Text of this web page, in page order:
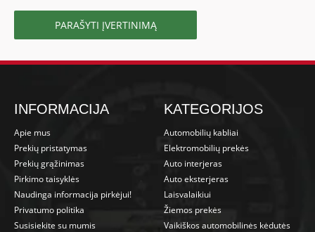
PARAŠYTI ĮVERTINIMĄ
INFORMACIJA
Apie mus
Prekių pristatymas
Prekių grąžinimas
Pirkimo taisyklės
Naudinga informacija pirkėjui!
Privatumo politika
Susisiekite su mumis
KATEGORIJOS
Automobilių kabliai
Elektromobilių prekės
Auto interjeras
Auto eksterjeras
Laisvalaikiui
Žiemos prekės
Vaikiškos automobilinės kėdutės